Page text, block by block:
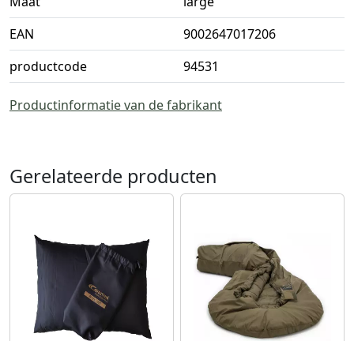
EAN
9002647017206
productcode
94531
Productinformatie van de fabrikant
Gerelateerde producten